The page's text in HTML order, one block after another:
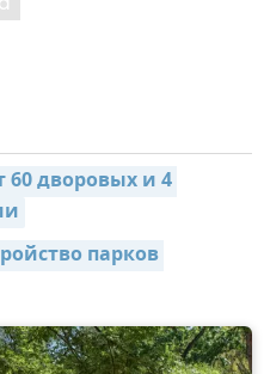
60 дворовых и 4
парков